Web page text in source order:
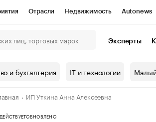
Отрасли Недвижимость Autonews
Проверка контрагентов
валюты
Эксперты
и бухгалтерия IT и технологии
ИП Уткина Анна Алексеевна
ДЕЙСТВУЕТОБНОВЛЕНО